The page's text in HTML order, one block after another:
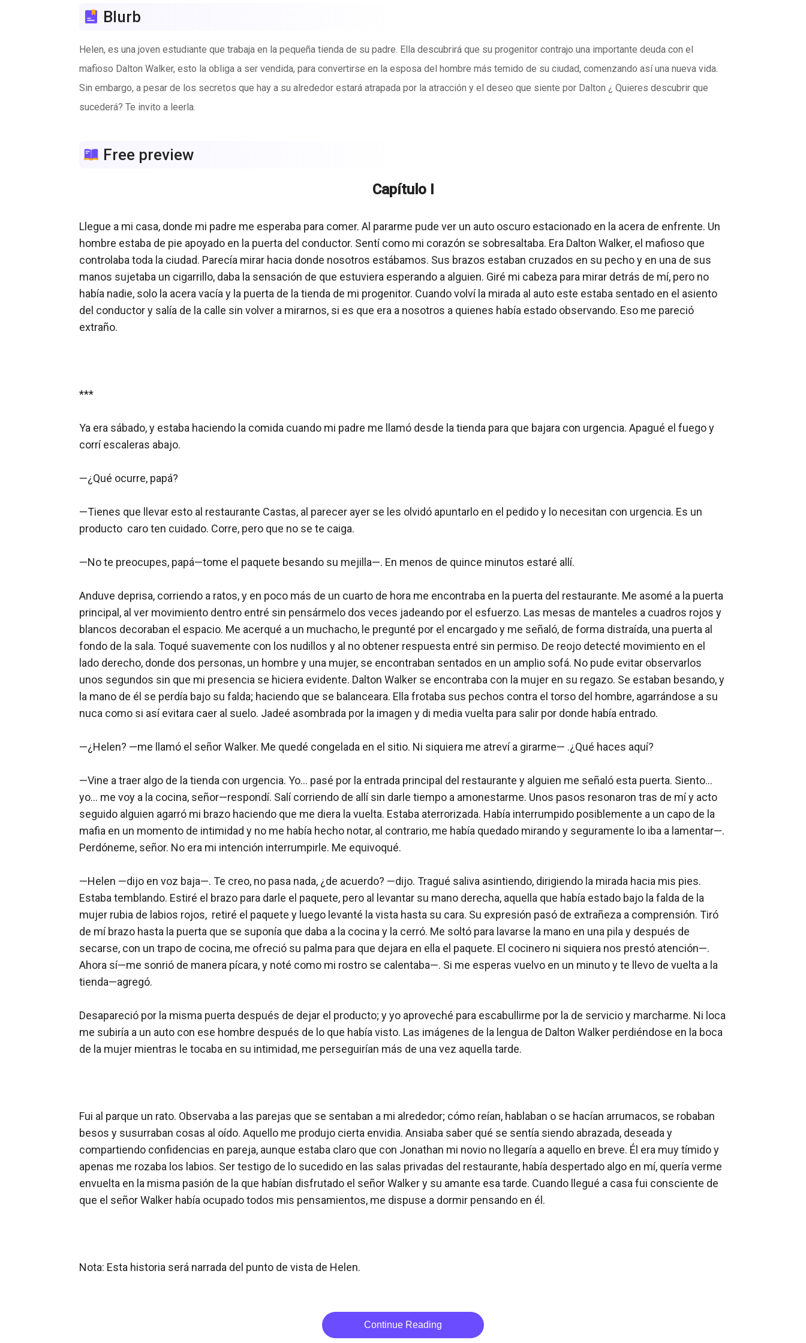
Blurb
Helen, es una joven estudiante que trabaja en la pequeña tienda de su padre. Ella descubrirá que su progenitor contrajo una importante deuda con el
mafioso Dalton Walker, esto la obliga a ser vendida, para convertirse en la esposa del hombre más temido de su ciudad, comenzando así una nueva vida.
Sin embargo, a pesar de los secretos que hay a su alrededor estará atrapada por la atracción y el deseo que siente por Dalton ¿ Quieres descubrir que
sucederá? Te invito a leerla.
Free preview
Capítulo I
Llegue a mi casa, donde mi padre me esperaba para comer. Al pararme pude ver un auto oscuro estacionado en la acera de enfrente. Un
hombre estaba de pie apoyado en la puerta del conductor. Sentí como mi corazón se sobresaltaba. Era Dalton Walker, el mafioso que
controlaba toda la ciudad. Parecía mirar hacia donde nosotros estábamos. Sus brazos estaban cruzados en su pecho y en una de sus
manos sujetaba un cigarrillo, daba la sensación de que estuviera esperando a alguien. Giré mi cabeza para mirar detrás de mí, pero no
había nadie, solo la acera vacía y la puerta de la tienda de mi progenitor. Cuando volví la mirada al auto este estaba sentado en el asiento
del conductor y salía de la calle sin volver a mirarnos, si es que era a nosotros a quienes había estado observando. Eso me pareció
extraño.
***
Ya era sábado, y estaba haciendo la comida cuando mi padre me llamó desde la tienda para que bajara con urgencia. Apagué el fuego y
corrí escaleras abajo.
—¿Qué ocurre, papá?
—Tienes que llevar esto al restaurante Castas, al parecer ayer se les olvidó apuntarlo en el pedido y lo necesitan con urgencia. Es un
producto  caro ten cuidado. Corre, pero que no se te caiga.
—No te preocupes, papá—tome el paquete besando su mejilla—. En menos de quince minutos estaré allí.
Anduve deprisa, corriendo a ratos, y en poco más de un cuarto de hora me encontraba en la puerta del restaurante. Me asomé a la puerta
principal, al ver movimiento dentro entré sin pensármelo dos veces jadeando por el esfuerzo. Las mesas de manteles a cuadros rojos y
blancos decoraban el espacio. Me acerqué a un muchacho, le pregunté por el encargado y me señaló, de forma distraída, una puerta al
fondo de la sala. Toqué suavemente con los nudillos y al no obtener respuesta entré sin permiso. De reojo detecté movimiento en el
lado derecho, donde dos personas, un hombre y una mujer, se encontraban sentados en un amplio sofá. No pude evitar observarlos
unos segundos sin que mi presencia se hiciera evidente. Dalton Walker se encontraba con la mujer en su regazo. Se estaban besando, y
la mano de él se perdía bajo su falda; haciendo que se balanceara. Ella frotaba sus pechos contra el torso del hombre, agarrándose a su
nuca como si así evitara caer al suelo. Jadeé asombrada por la imagen y di media vuelta para salir por donde había entrado.
—¿Helen? —me llamó el señor Walker. Me quedé congelada en el sitio. Ni siquiera me atreví a girarme— .¿Qué haces aquí?
—Vine a traer algo de la tienda con urgencia. Yo… pasé por la entrada principal del restaurante y alguien me señaló esta puerta. Siento…
yo… me voy a la cocina, señor—respondí. Salí corriendo de allí sin darle tiempo a amonestarme. Unos pasos resonaron tras de mí y acto
seguido alguien agarró mi brazo haciendo que me diera la vuelta. Estaba aterrorizada. Había interrumpido posiblemente a un capo de la
mafia en un momento de intimidad y no me había hecho notar, al contrario, me había quedado mirando y seguramente lo iba a lamentar—.
Perdóneme, señor. No era mi intención interrumpirle. Me equivoqué.
—Helen —dijo en voz baja—. Te creo, no pasa nada, ¿de acuerdo? —dijo. Tragué saliva asintiendo, dirigiendo la mirada hacia mis pies.
Estaba temblando. Estiré el brazo para darle el paquete, pero al levantar su mano derecha, aquella que había estado bajo la falda de la
mujer rubia de labios rojos,  retiré el paquete y luego levanté la vista hasta su cara. Su expresión pasó de extrañeza a comprensión. Tiró
de mí brazo hasta la puerta que se suponía que daba a la cocina y la cerró. Me soltó para lavarse la mano en una pila y después de
secarse, con un trapo de cocina, me ofreció su palma para que dejara en ella el paquete. El cocinero ni siquiera nos prestó atención—.
Ahora sí—me sonrió de manera pícara, y noté como mi rostro se calentaba—. Si me esperas vuelvo en un minuto y te llevo de vuelta a la
tienda—agregó.
Desapareció por la misma puerta después de dejar el producto; y yo aproveché para escabullirme por la de servicio y marcharme. Ni loca
me subiría a un auto con ese hombre después de lo que había visto. Las imágenes de la lengua de Dalton Walker perdiéndose en la boca
de la mujer mientras le tocaba en su intimidad, me perseguirían más de una vez aquella tarde.
Fui al parque un rato. Observaba a las parejas que se sentaban a mi alrededor; cómo reían, hablaban o se hacían arrumacos, se robaban
besos y susurraban cosas al oído. Aquello me produjo cierta envidia. Ansiaba saber qué se sentía siendo abrazada, deseada y
compartiendo confidencias en pareja, aunque estaba claro que con Jonathan mi novio no llegaría a aquello en breve. Él era muy tímido y
apenas me rozaba los labios. Ser testigo de lo sucedido en las salas privadas del restaurante, había despertado algo en mí, quería verme
envuelta en la misma pasión de la que habían disfrutado el señor Walker y su amante esa tarde. Cuando llegué a casa fui consciente de
que el señor Walker había ocupado todos mis pensamientos, me dispuse a dormir pensando en él.
Nota: Esta historia será narrada del punto de vista de Helen.
Continue Reading